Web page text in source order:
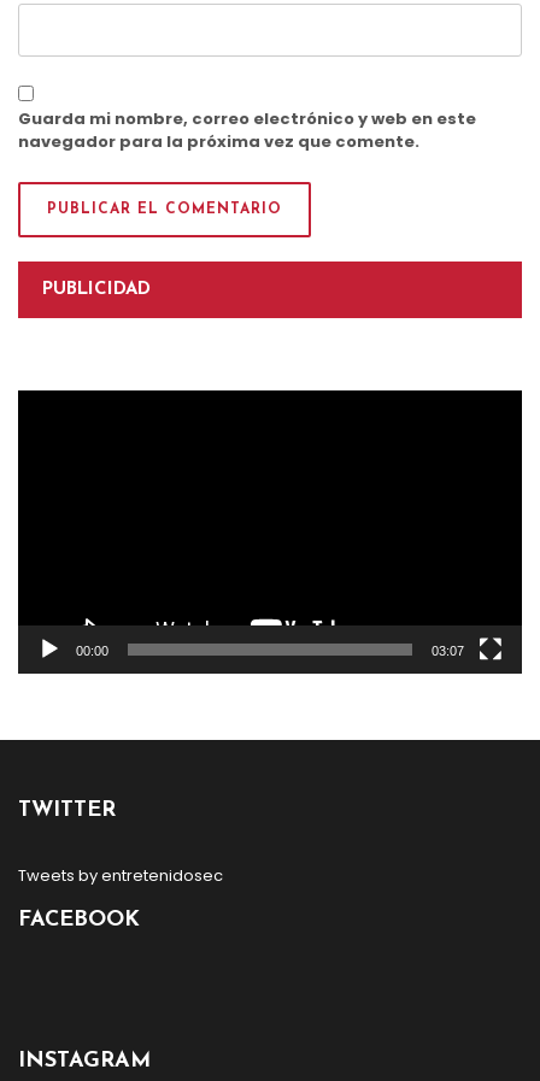
Guarda mi nombre, correo electrónico y web en este
navegador para la próxima vez que comente.
PUBLICIDAD
00:00 03:07
TWITTER
Tweets by entretenidosec
FACEBOOK
INSTAGRAM